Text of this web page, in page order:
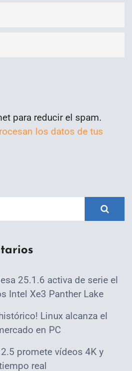
para reducir el spam.
los datos de tus
25.1.6 activa de serie el
Intel Xe3 Panther Lake
Linux alcanza el
en PC
promete vídeos 4K y
real